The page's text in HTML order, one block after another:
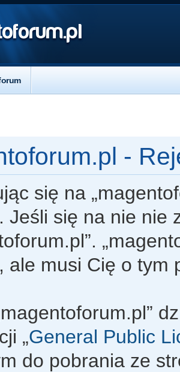
-
się na
Jeśli się na nie nie
ale musi Cię o tym
„General Public
do pobrania ze